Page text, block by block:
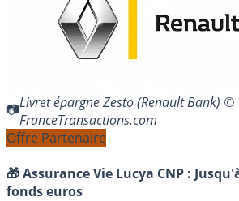
Livret épargne Zesto (Renault Bank) ©
FranceTransactions.com
Offre Partenaire
🎁 Assurance Vie Lucya CNP :
fonds euros